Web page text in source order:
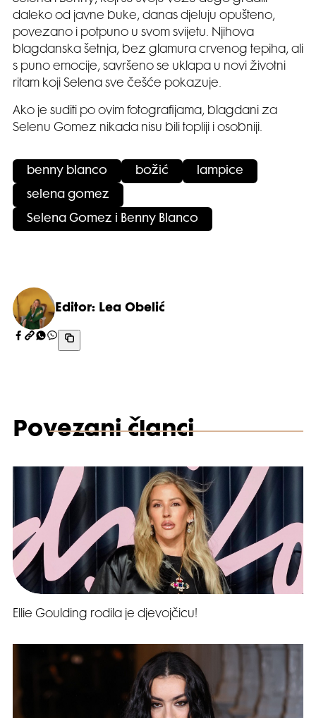
daleko od javne buke, danas djeluju opušteno,
povezano i potpuno u svom svijetu. Njihova
blagdanska šetnja, bez glamura crvenog tepiha, ali
s puno emocije, savršeno se uklapa u novi životni
ritam koji Selena sve češće pokazuje.
Ako je suditi po ovim fotografijama, blagdani za
Selenu Gomez nikada nisu bili topliji i osobniji.
benny blanco božić lampice
selena gomez
Selena Gomez i Benny Blanco
Editor: Lea Obelić
Povezani članci
Ellie Goulding rodila je djevojčicu!